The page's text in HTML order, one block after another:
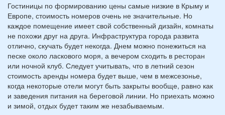
Гостиницы по формированию цены самые низкие в Крыму и
Европе, стоимость номеров очень не значительные. Но
каждое помещение имеет свой собственный дизайн, комнаты
не похожи друг на друга. Инфраструктура города развита
отлично, скучать будет некогда. Днем можно понежиться на
песке около ласкового моря, а вечером сходить в ресторан
или ночной клуб. Следует учитывать, что в летний сезон
стоимость аренды номера будет выше, чем в межсезонье,
когда некоторые отели могут быть закрыты вообще, равно как
и заведения питания на береговой линии. Но приехать можно
и зимой, отдых будет таким же незабываемым.